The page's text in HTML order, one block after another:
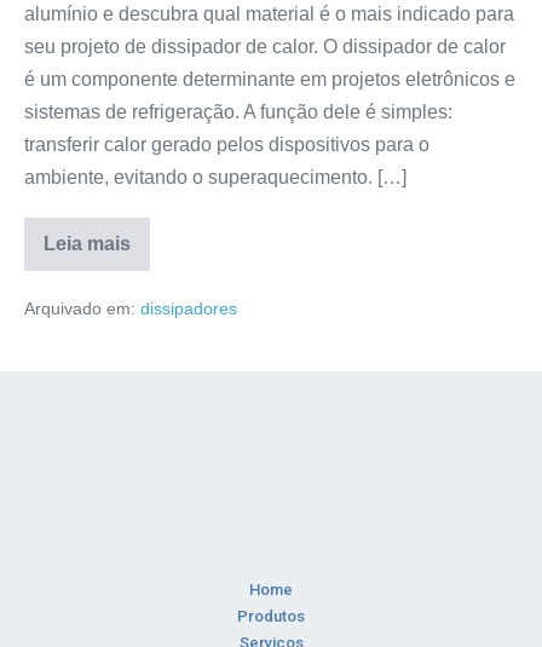
alumínio e descubra qual material é o mais indicado para
seu projeto de dissipador de calor. O dissipador de calor
é um componente determinante em projetos eletrônicos e
sistemas de refrigeração. A função dele é simples:
transferir calor gerado pelos dispositivos para o
ambiente, evitando o superaquecimento. […]
Leia mais
Arquivado em: dissipadores
Home
Produtos
Serviços